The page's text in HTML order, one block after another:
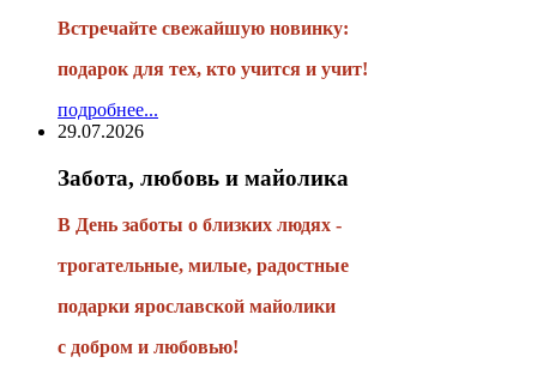
Встречайте свежайшую новинку:
подарок для тех, кто учится и учит!
подробнее...
29.07.2026
Забота, любовь и майолика
В День заботы о близких людях -
трогательные, милые, радостные
подарки ярославской майолики
с добром и любовью!